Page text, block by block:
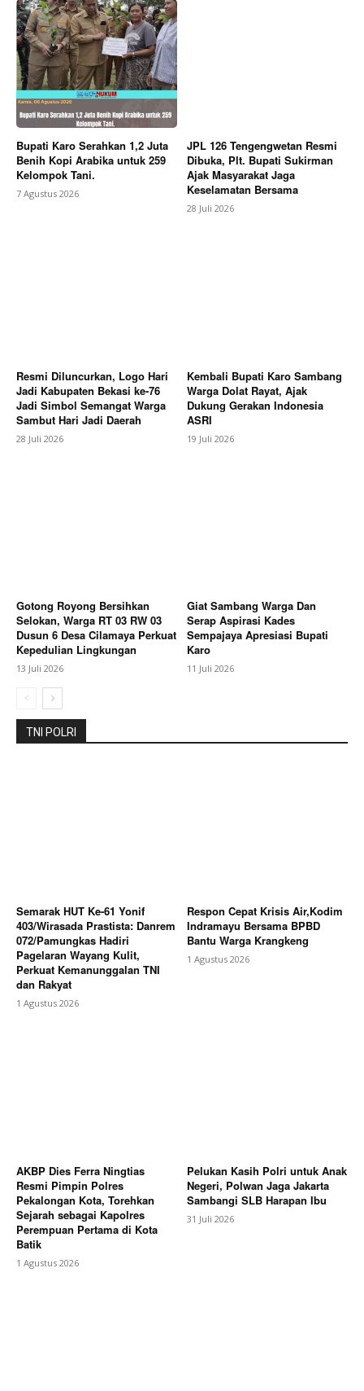
News Week
Magazine PRO
Company
Berita Lainnya Tongkat Kepemimpinan Polres
Pekalongan Kota Resmi Berganti, AKBP Dies Ferra
Ningtias Gantikan AKBP Riki Yariandi
Bupati Karo Serahkan 1,2 Juta
Benih Kopi Arabika untuk 259
Kelompok Tani.
7 Agustus 2026
JPL 126 Tengengwetan Resmi
Dibuka, Plt. Bupati Sukirman
Ajak Masyarakat Jaga
Keselamatan Bersama
28 Juli 2026
Resmi Diluncurkan, Logo Hari
Jadi Kabupaten Bekasi ke-76
Jadi Simbol Semangat Warga
Sambut Hari Jadi Daerah
28 Juli 2026
Kembali Bupati Karo Sambang
Warga Dolat Rayat, Ajak
Dukung Gerakan Indonesia
ASRI
19 Juli 2026
Gotong Royong Bersihkan
Selokan, Warga RT 03 RW 03
Dusun 6 Desa Cilamaya Perkuat
Kepedulian Lingkungan
13 Juli 2026
Giat Sambang Warga Dan
Serap Aspirasi Kades
Sempajaya Apresiasi Bupati
Karo
11 Juli 2026
TNI POLRI
Semarak HUT Ke-61 Yonif
403/Wirasada Prastista: Danrem
072/Pamungkas Hadiri
Pagelaran Wayang Kulit,
Perkuat Kemanunggalan TNI
dan Rakyat
1 Agustus 2026
Respon Cepat Krisis Air,Kodim
Indramayu Bersama BPBD
Bantu Warga Krangkeng
1 Agustus 2026
AKBP Dies Ferra Ningtias
Resmi Pimpin Polres
Pekalongan Kota, Torehkan
Sejarah sebagai Kapolres
Perempuan Pertama di Kota
Batik
1 Agustus 2026
Pelukan Kasih Polri untuk Anak
Negeri, Polwan Jaga Jakarta
Sambangi SLB Harapan Ibu
31 Juli 2026